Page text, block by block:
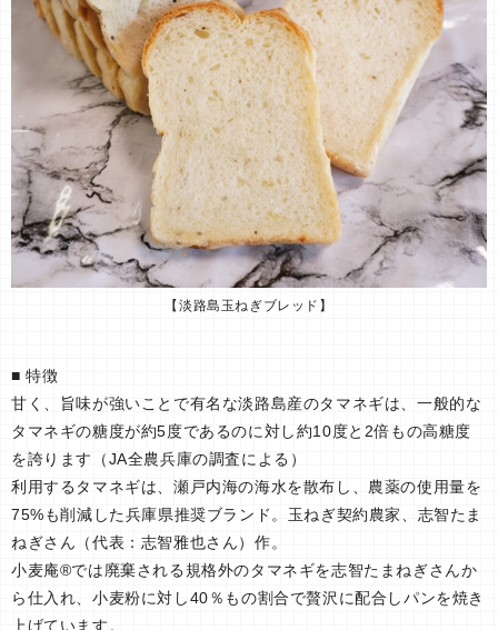
【淡路島玉ねぎブレッド】
■ 特徴
甘く、旨味が強いことで有名な淡路島産のタマネギは、一般的な
タマネギの糖度が約5度であるのに対し約10度と2倍もの高糖度
を誇ります（JA全農兵庫の調査による）
利用するタマネギは、瀬戸内海の海水を散布し、農薬の使用量を
75%も削減した兵庫県推奨ブランド。玉ねぎ契約農家、志智たま
ねぎさん（代表：志智雅也さん）作。
小麦庵®では廃棄される規格外のタマネギを志智たまねぎさんか
ら仕入れ、小麦粉に対し40％もの割合で贅沢に配合しパンを焼き
上げています。